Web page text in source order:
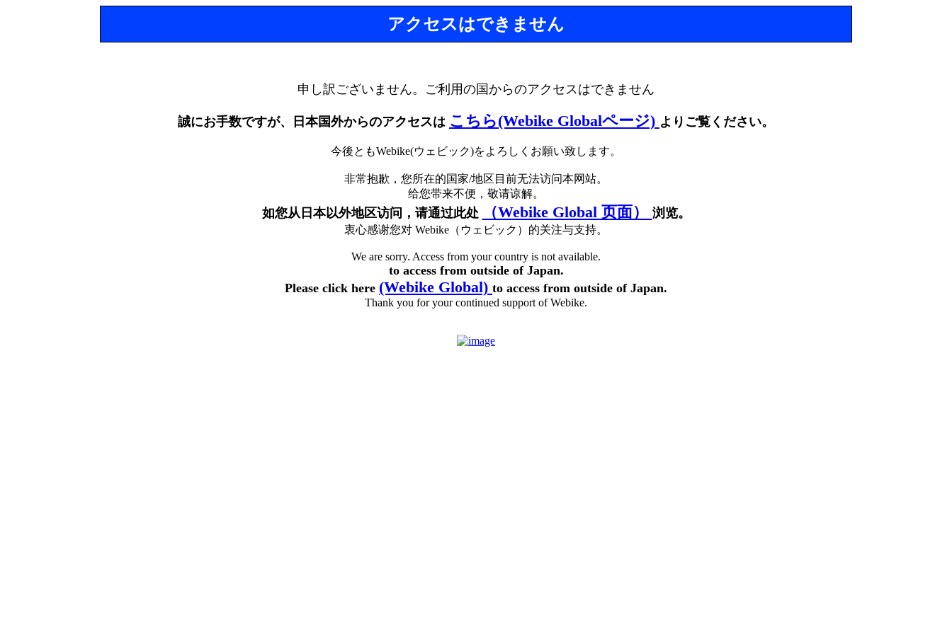
アクセスはできません
申し訳ございません。ご利用の国からのアクセスはできません
誠にお手数ですが、日本国外からのアクセスは こちら(Webike Globalページ) よりご覧ください。
今後ともWebike(ウェビック)をよろしくお願い致します。
非常抱歉，您所在的国家/地区目前无法访问本网站。
给您带来不便，敬请谅解。
如您从日本以外地区访问，请通过此处 （Webike Global 页面） 浏览。
衷心感谢您对 Webike（ウェビック）的关注与支持。
We are sorry. Access from your country is not available.
to access from outside of Japan.
Please click here (Webike Global) to access from outside of Japan.
Thank you for your continued support of Webike.